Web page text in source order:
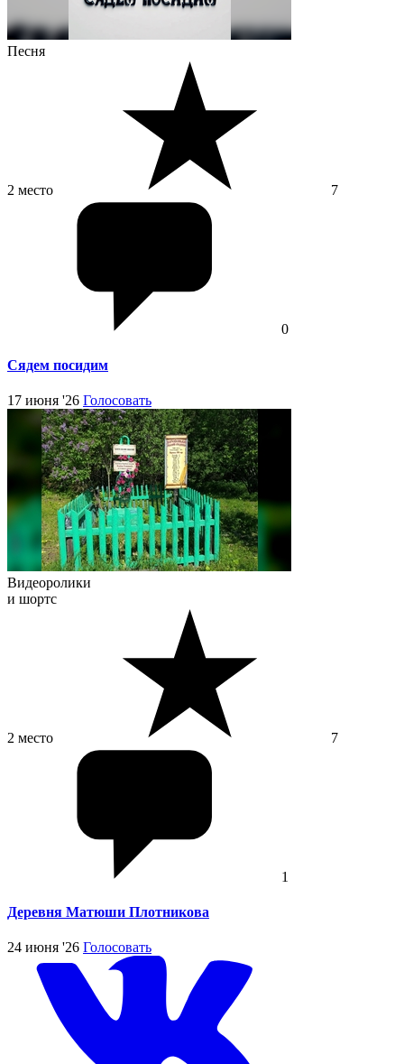
Песня
2 место 7
0
Сядем посидим
17 июня '26 Голосовать
Видеоролики
и шортс
2 место 7
1
Деревня Матюши Плотникова
24 июня '26 Голосовать